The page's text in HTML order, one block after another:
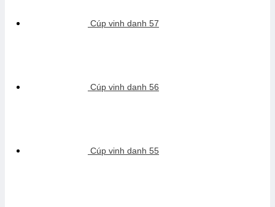
Cúp vinh danh 57
Cúp vinh danh 56
Cúp vinh danh 55